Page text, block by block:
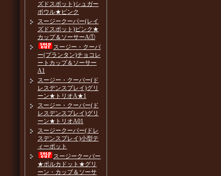
ズドスポット)シュガー
ボウル★ピンク
スージークーパー(レイ
ズドスポット)ピンク★
カップ＆ソーサーA①
スージー・クーパ
ー(プランタン)チョコレ
ートカップ＆ソーサー
A1
スージー・クーパー(ド
レスデンスプレイ)グリ
ーン★トリオA★1
スージー・クーパー(ド
レスデンスプレイ)グリ
ーン★トリオA01
スージークーパー(ドレ
スデンスプレイ)小型テ
ィーポット
スージークーパー
★ポルカドット★グリ
ーン・カップ＆ソーサ